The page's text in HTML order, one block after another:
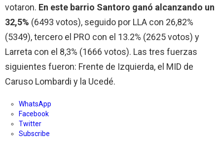
votaron. En este barrio Santoro ganó alcanzando un
32,5% (6493 votos), seguido por LLA con 26,82%
(5349), tercero el PRO con el 13.2% (2625 votos) y
Larreta con el 8,3% (1666 votos). Las tres fuerzas
siguientes fueron: Frente de Izquierda, el MID de
Caruso Lombardi y la Ucedé.
WhatsApp
Facebook
Twitter
Subscribe